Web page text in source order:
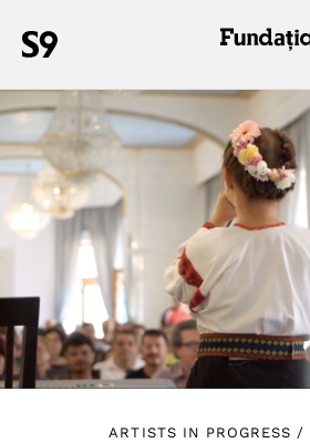
ARTISTS IN PROGRESS /